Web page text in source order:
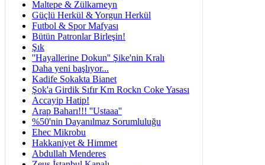
Maltepe & Zülkarneyn
Güçlü Herkül & Yorgun Herkül
Futbol & Spor Mafyası
Bütün Patronlar Birleşin!
Şık
''Hayallerine Dokun'' Şike'nin Kralı
Daha yeni başlıyor...
Kadife Sokakta Bianet
Şok'a Girdik Sıfır Km Rockn Coke Yasası
Accayip Hatip!
Arap Baharı!!! ''Ustaaa''
%50'nin Dayanılmaz Sorumluluğu
Ehec Mikrobu
Hakkaniyet & Himmet
Abdullah Menderes